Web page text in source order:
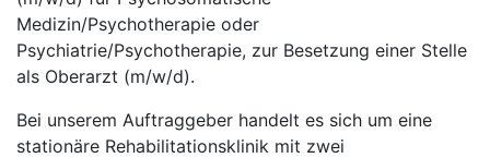
Medizin/Psychotherapie oder
Psychiatrie/Psychotherapie, zur Besetzung einer Stelle
als Oberarzt (m/w/d).
Bei unserem Auftraggeber handelt es sich um eine
stationäre Rehabilitationsklinik mit zwei